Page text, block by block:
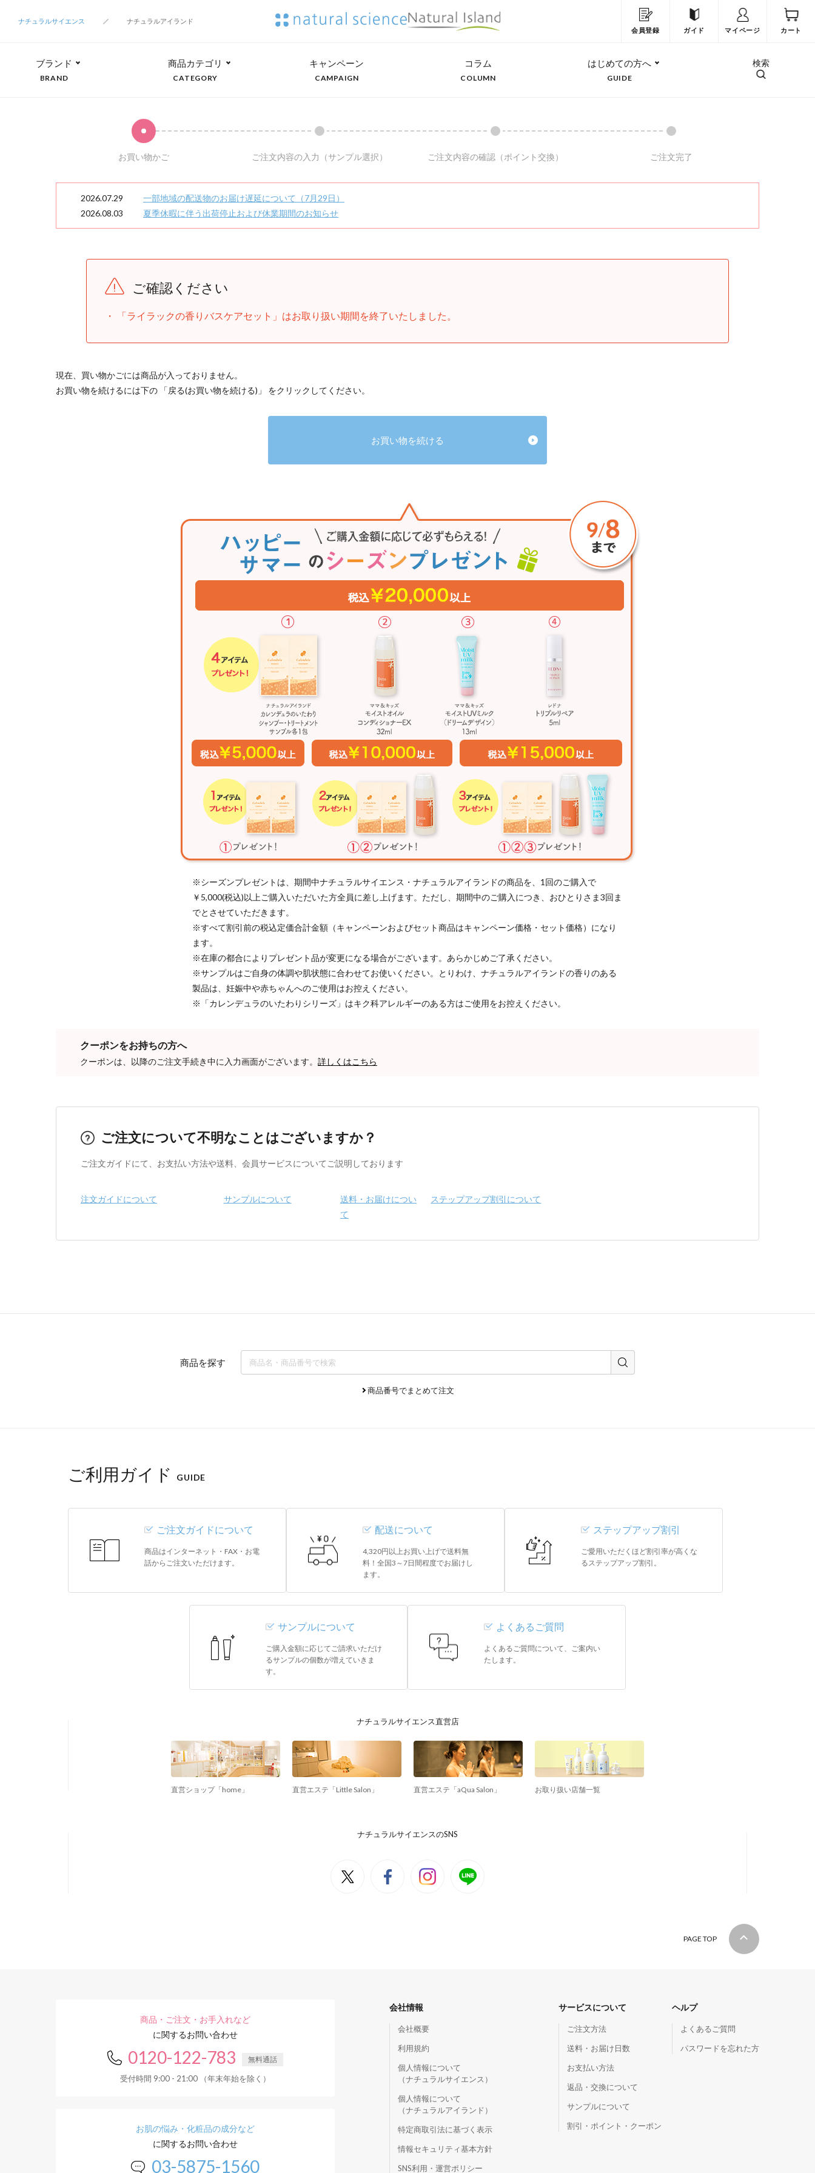
ナチュラルサイエンス
ナチュラルアイランド
会員登録
ガイド マイページ カート
ブランド
BRAND
商品カテゴリ
CATEGORY
キャンペーン
CAMPAIGN
コラム
COLUMN
はじめての方へ
GUIDE
検索
お買い物かご ご注文内容の入力 （サンプル選択） ご注文内容の確認 （ポイント交換） ご注文完了
2026.07.29
一部地域の配送物のお届け遅延について（7月29日）
2026.08.03
夏季休暇に伴う出荷停止および休業期間のお知らせ
ご確認ください
「ライラックの香りバスケアセット」はお取り扱い期間を終了いたしました。
現在、買い物かごには商品が入っておりません。
お買い物を続けるには下の 「戻る(お買い物を続ける)」 をクリックしてください。
お買い物を続ける
※シーズンプレゼントは、期間中ナチュラルサイエンス・ナチュラルアイランドの商品を、1回のご購入で
￥5,000(税込)以上ご購入いただいた方全員に差し上げます。ただし、期間中のご購入につき、おひとりさま3回ま
でとさせていただきます。
※すべて割引前の税込定価合計金額（キャンペーンおよびセット商品はキャンペーン価格・セット価格）になり
ます。
※在庫の都合によりプレゼント品が変更になる場合がございます。あらかじめご了承ください。
※サンプルはご自身の体調や肌状態に合わせてお使いください。とりわけ、ナチュラルアイランドの香りのある
製品は、妊娠中や赤ちゃんへのご使用はお控えください。
※「カレンデュラのいたわりシリーズ」はキク科アレルギーのある方はご使用をお控えください。
クーポンをお持ちの方へ
クーポンは、以降のご注文手続き中に入力画面がございます。 詳しくはこちら
ご注文について不明なことはございますか？
ご注文ガイドにて、お支払い方法や送料、会員サービスについてご説明しております
注文ガイドについて サンプルについて
送料・お届けについ
て
ステップアップ割引について
商品を探す
商品番号でまとめて注文
ご利用ガイド GUIDE
ご注文ガイドについて
商品はインターネット・FAX・お電
話からご注文いただけます。
配送について
4,320円以上お買い上げで送料無
料！全国3～7日間程度でお届けし
ます。
ステップアップ割引
ご愛用いただくほど割引率が高くな
るステップアップ割引。
サンプルについて
ご購入金額に応じてご請求いただけ
るサンプルの個数が増えていきま
す。
よくあるご質問
よくあるご質問について、ご案内い
たします。
ナチュラルサイエンス直営店
直営ショップ「home」 直営エステ「Little Salon」 直営エステ「aQua Salon」 お取り扱い店舗一覧
ナチュラルサイエンスのSNS
PAGE TOP
商品・ご注文・お手入れなど
に関するお問い合わせ
0120-122-783 無料通話
受付時間 9:00 - 21:00 （年末年始を除く）
お肌の悩み・化粧品の成分など
に関するお問い合わせ
03-5875-1560
会社情報
会社概要
利用規約
個人情報について
（ナチュラルサイエンス）
個人情報について
（ナチュラルアイランド）
特定商取引法に基づく表示
情報セキュリティ基本方針
SNS利用・運営ポリシー
サービスについて
ご注文方法
送料・お届け日数
お支払い方法
返品・交換について
サンプルについて
割引・ポイント・クーポン
ヘルプ
よくあるご質問
パスワードを忘れた方